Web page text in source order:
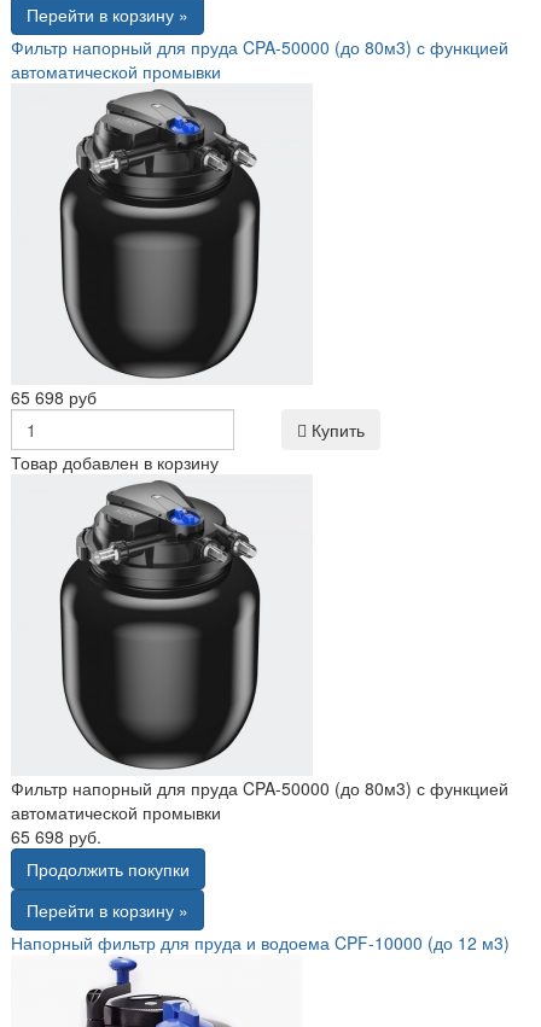
Перейти в корзину »
Фильтр напорный для пруда CPA-50000 (до 80м3) с функцией
автоматической промывки
65 698 руб
Купить
Товар добавлен в корзину
Фильтр напорный для пруда CPA-50000 (до 80м3) с функцией
автоматической промывки
65 698 руб.
Продолжить покупки
Перейти в корзину »
Напорный фильтр для пруда и водоема CPF-10000 (до 12 м3)